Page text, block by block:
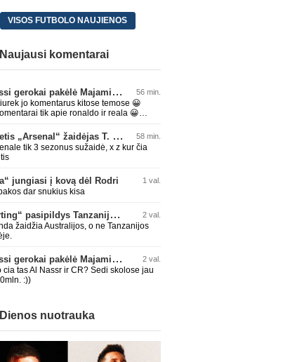
VISOS FUTBOLO NAUJIENOS
Naujausi komentarai
L. Messi gerokai pakėlė Majamio „Inter“ komandos vertę 56 min.
jo komentarus kitose temose 😀
tik apie ronaldo ir reala 😀
Ilgametis „Arsenal“ žaidėjas T. Tomiyasu papildys „Crystal Palace“ ekipą 58 min.
tik 3 sezonus sužaidė, x z kur čia
jungiasi į kovą dėl Rodri 1 val.
dar snukius kisa
„Sporting“ pasipildys Tanzanijos rinktinės krašto saugu 2 val.
žaidžia Australijos, o ne Tanzanijos
L. Messi gerokai pakėlė Majamio „Inter“ komandos vertę 2 val.
cia tas Al Nassr ir CR? Sedi skolose jau
:))
Dienos nuotrauka